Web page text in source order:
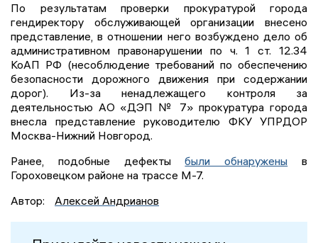
По результатам проверки прокуратурой города
гендиректору обслуживающей организации внесено
представление, в отношении него возбуждено дело об
административном правонарушении по ч. 1 ст. 12.34
КоАП РФ (несоблюдение требований по обеспечению
безопасности дорожного движения при содержании
дорог). Из-за ненадлежащего контроля за
деятельностью АО «ДЭП № 7» прокуратура города
внесла представление руководителю ФКУ УПРДОР
Москва-Нижний Новгород.
Ранее, подобные дефектыбыли обнаружены в
Гороховецком районе на трассе М-7.
Автор:
Алексей Андрианов